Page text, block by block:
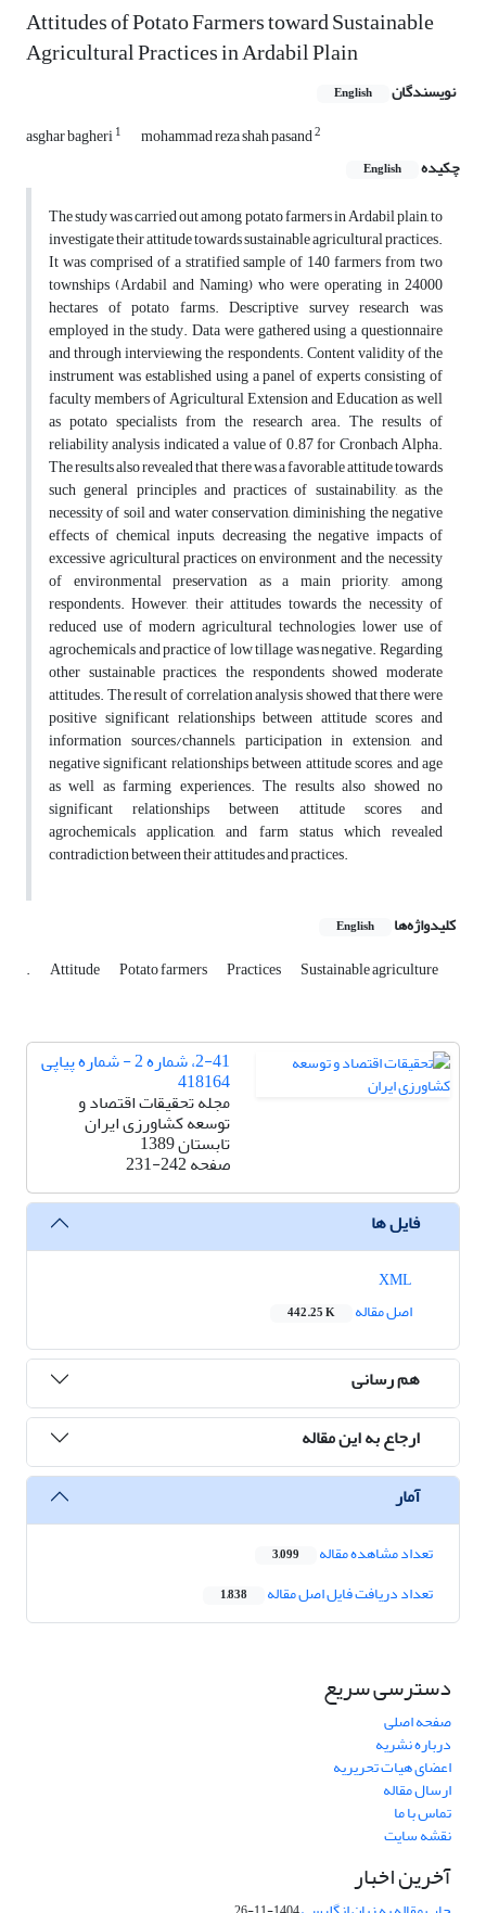
Attitudes of Potato Farmers toward Sustainable
Agricultural Practices in Ardabil Plain
نویسندگان English
asghar bagheri1 mohammad reza shah pasand2
چکیده English
The study was carried out among potato farmers in Ardabil plain, to
investigate their attitude towards sustainable agricultural practices.
It was comprised of a stratified sample of 140 farmers from two
townships (Ardabil and Naming) who were operating in 24000
hectares of potato farms. Descriptive survey research was
employed in the study. Data were gathered using a questionnaire
and through interviewing the respondents. Content validity of the
instrument was established using a panel of experts consisting of
faculty members of Agricultural Extension and Education as well
as potato specialists from the research area. The results of
reliability analysis indicated a value of 0.87 for Cronbach Alpha.
The results also revealed that there was a favorable attitude towards
such general principles and practices of sustainability, as the
necessity of soil and water conservation, diminishing the negative
effects of chemical inputs, decreasing the negative impacts of
excessive agricultural practices on environment and the necessity
of environmental preservation as a main priority, among
respondents. However, their attitudes towards the necessity of
reduced use of modern agricultural technologies, lower use of
agrochemicals and practice of low tillage was negative. Regarding
other sustainable practices, the respondents showed moderate
attitudes. The result of correlation analysis showed that there were
positive significant relationships between attitude scores and
information sources/channels, participation in extension, and
negative significant relationships between attitude scores, and age
as well as farming experiences. The results also showed no
significant relationships between attitude scores and
agrochemicals application, and farm status which revealed
contradiction between their attitudes and practices.
کلیدواژه‌ها English
. Attitude Potato farmers Practices Sustainable agriculture
2-41، شماره 2 - شماره پیاپی
418164
مجله تحقیقات اقتصاد و
توسعه کشاورزی ایران
تابستان 1389
صفحه231-242
فایل ها
اصل مقاله
442.25 K
هم رسانی
ارجاع به این مقاله
آمار
تعداد مشاهده مقاله 3,099
تعداد دریافت فایل اصل مقاله 1,838
دسترسی سریع
صفحه اصلی
درباره نشریه
اعضای هیات تحریریه
ارسال مقاله
تماس با ما
نقشه سایت
آخرین اخبار